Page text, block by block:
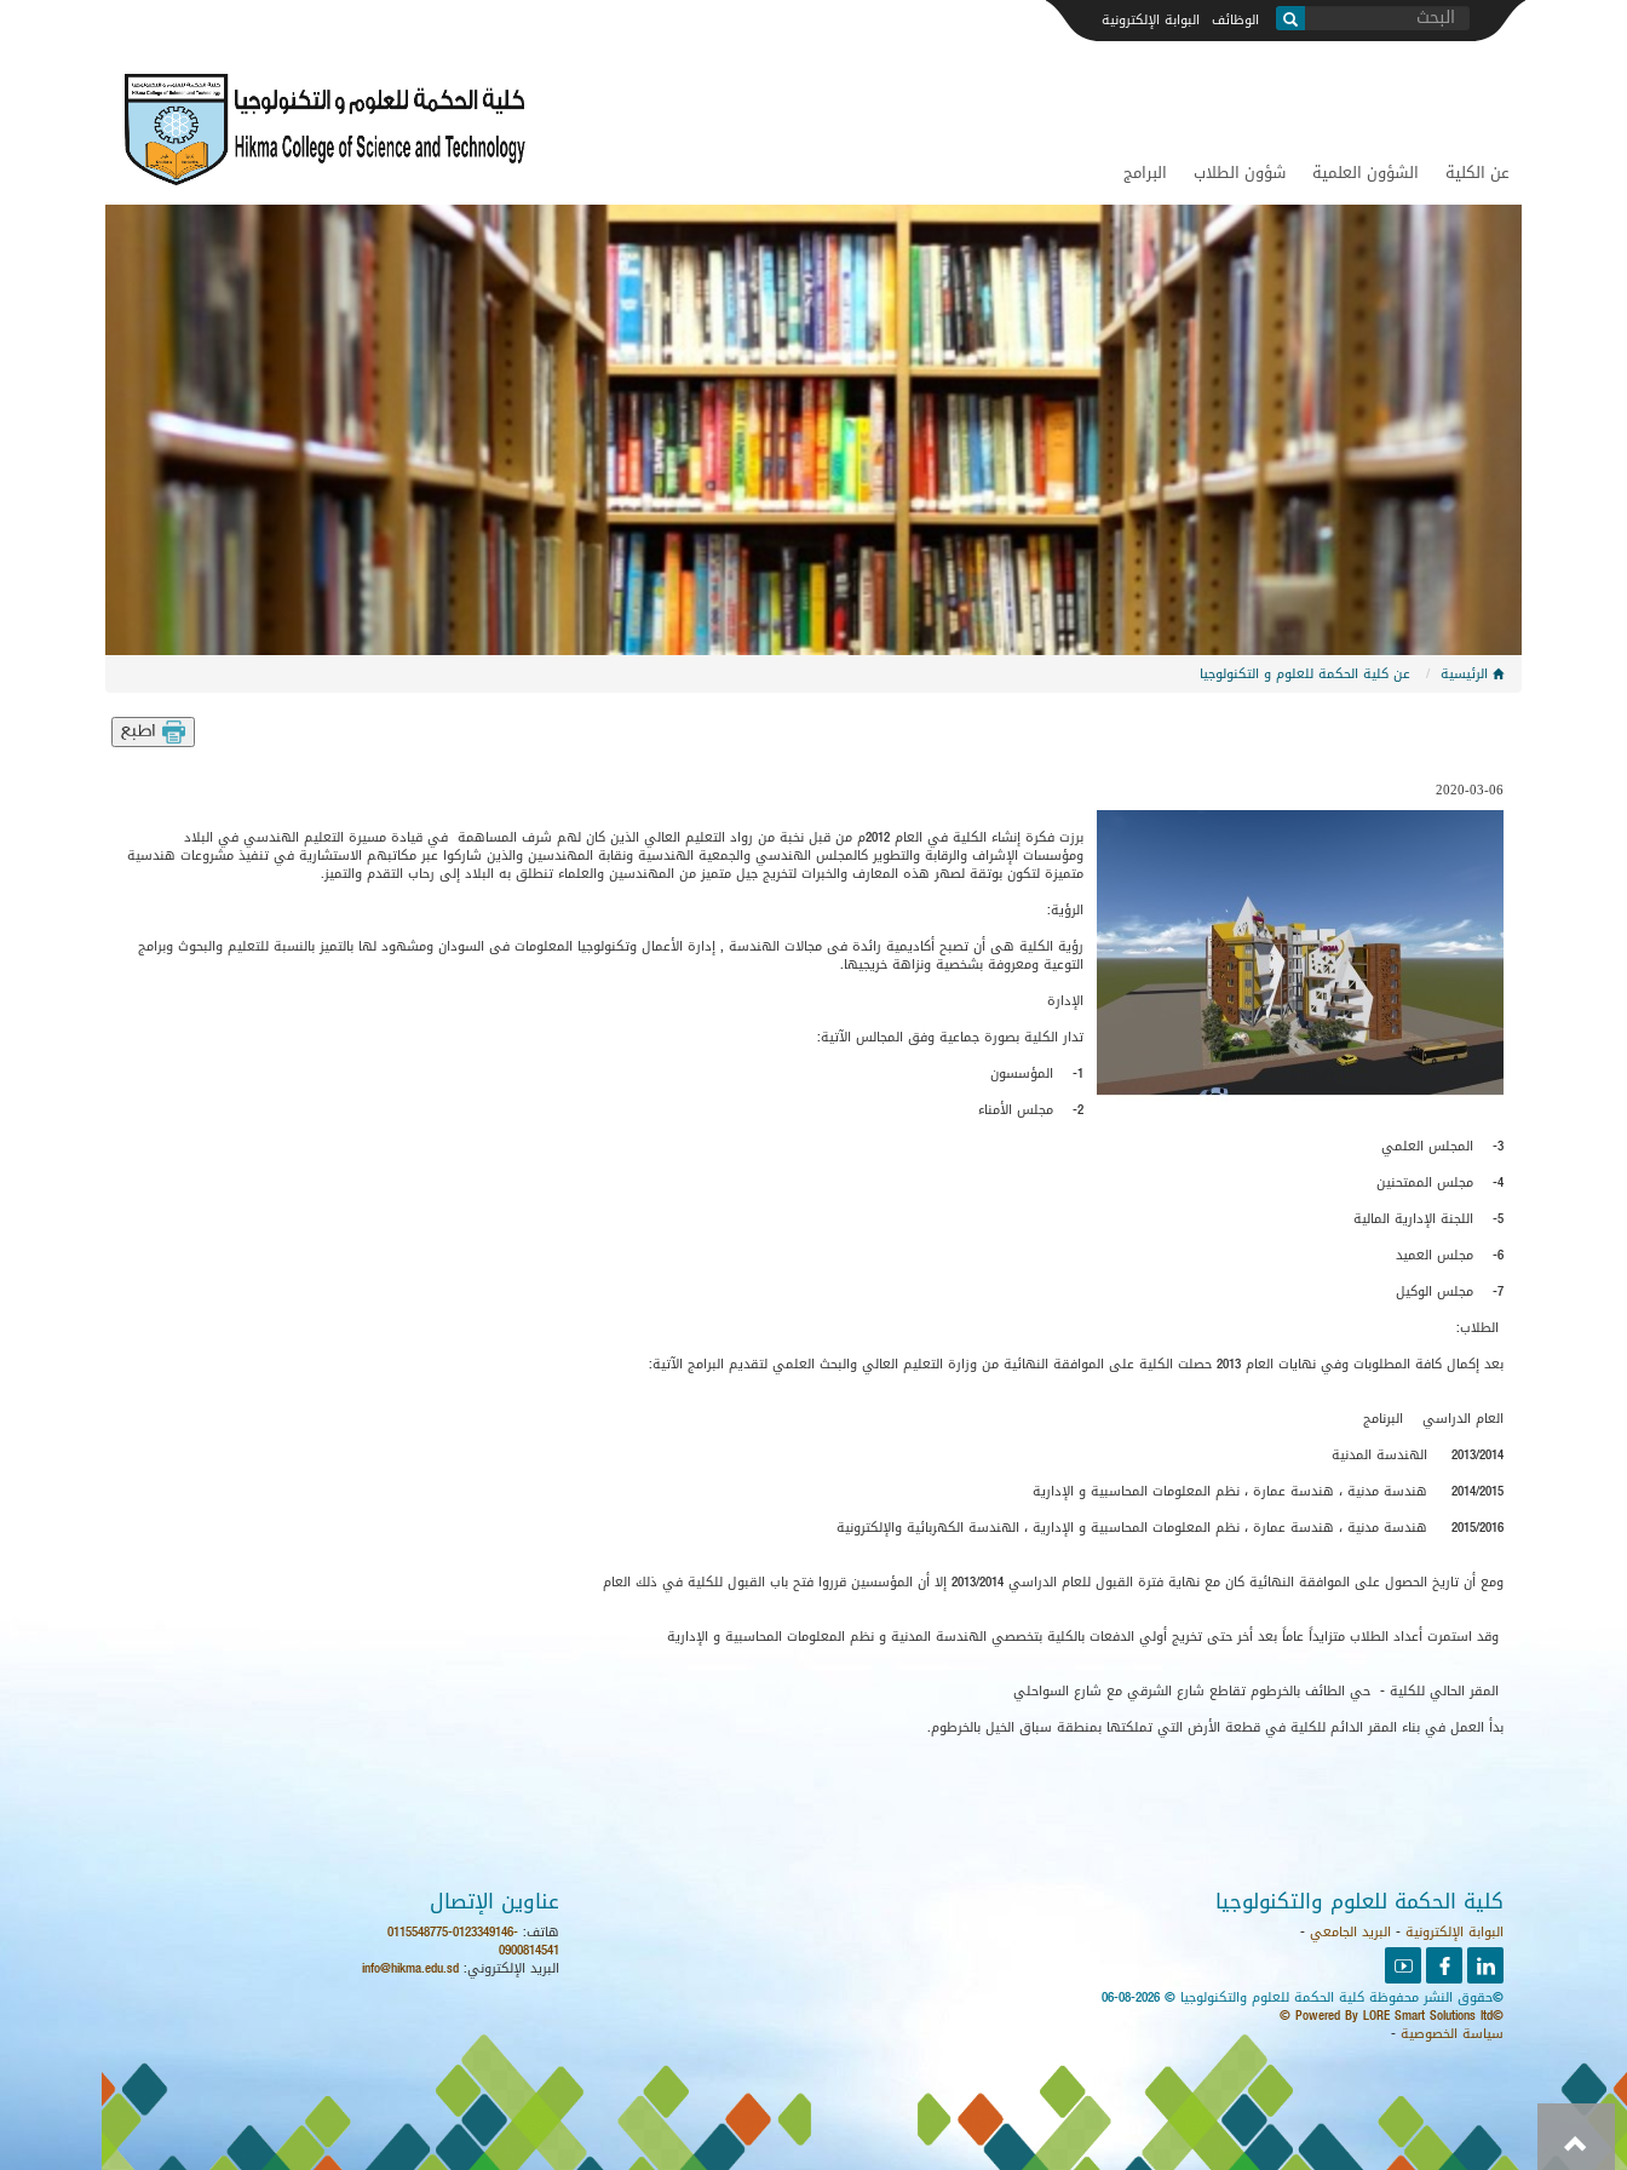
البوابة الإلكترونية الوظائف بحث
ابحث
عن الكلية الشؤون العلمية شؤون الطلاب البرامج
الرئيسية عن كلية الحكمة للعلوم و التكنولوجيا
2020-03-06
برزت فكرة إنشاء الكلية في العام 2012م من قبل نخبة من رواد التعليم العالي الذين كان لهم شرف المساهمة في قيادة مسيرة التعليم الهندسي في البلاد
ومؤسسات الإشراف والرقابة والتطوير كالمجلس الهندسي والجمعية الهندسية ونقابة المهندسين والذين شاركوا عبر مكاتبهم الاستشارية في تنفيذ مشروعات هندسية
متميزة لتكون بوتقة لصهر هذه المعارف والخبرات لتخريج جيل متميز من المهندسين والعلماء تنطلق به البلاد إلى رحاب التقدم والتميز.
الرؤية:
رؤية الكلية هى أن تصبح أكاديمية رائدة فى مجالات الهندسة , إدارة الأعمال وتكنولوجيا المعلومات فى السودان ومشهود لها بالتميز بالنسبة للتعليم والبحوث وبرامج
التوعية ومعروفة بشخصية ونزاهة خريجيها.
الإدارة
تدار الكلية بصورة جماعية وفق المجالس الآتية:
1- المؤسسون
2- مجلس الأمناء
3- المجلس العلمي
4- مجلس الممتحنين
5- اللجنة الإدارية المالية
6- مجلس العميد
7- مجلس الوكيل
الطلاب:
بعد إكمال كافة المطلوبات وفي نهايات العام 2013 حصلت الكلية على الموافقة النهائية من وزارة التعليم العالي والبحث العلمي لتقديم البرامج الآتية:
العام الدراسي البرنامج
2013/2014 الهندسة المدنية
2014/2015 هندسة مدنية ، هندسة عمارة ، نظم المعلومات المحاسبية و الإدارية
2015/2016 هندسة مدنية ، هندسة عمارة ، نظم المعلومات المحاسبية و الإدارية ، الهندسة الكهربائية والإلكترونية
ومع أن تاريخ الحصول على الموافقة النهائية كان مع نهاية فترة القبول للعام الدراسي 2013/2014 إلا أن المؤسسين قرروا فتح باب القبول للكلية في ذلك العام
وقد استمرت أعداد الطلاب متزايداً عاماً بعد أخر حتى تخريج أولي الدفعات بالكلية بتخصصي الهندسة المدنية و نظم المعلومات المحاسبية و الإدارية
المقر الحالي للكلية - حي الطائف بالخرطوم تقاطع شارع الشرقي مع شارع السواحلي
بدأ العمل في بناء المقر الدائم للكلية في قطعة الأرض التي تملكتها بمنطقة سباق الخيل بالخرطوم.
كلية الحكمة للعلوم والتكنولوجيا
البوابة الإلكترونية- البريد الجامعي-
linkedin
facebook
youtube
©حقوق النشر محفوظة كلية الحكمة للعلوم والتكنولوجيا © 2026-08-06
©Powered By LORE Smart Solutions ltd ©
سياسة الخصوصية-
عناوين الإتصال
هاتف:0115548775-0123349146-
0900814541
البريد الإلكتروني:info@hikma.edu.sd
عودة